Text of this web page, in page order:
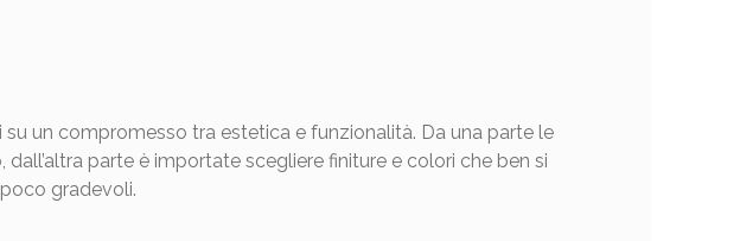
un compromesso tra estetica e funzionalità. Da una parte le
parte è importate scegliere finiture e colori che ben si
gradevoli.